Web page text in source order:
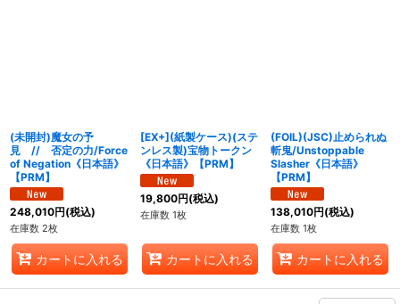
(未開封)魔女の予
見 // 否定の力/Force
of Negation《日本語》
【PRM】
248,010円(税込)
在庫数 2枚
カートに入れる
[EX+](紙製ケース)(ステ
ンレス製)宝物トークン
《日本語》【PRM】
19,800円(税込)
在庫数 1枚
カートに入れる
(FOIL)(JSC)止められぬ
斬鬼/Unstoppable
Slasher《日本語》
【PRM】
138,010円(税込)
在庫数 1枚
カートに入れる